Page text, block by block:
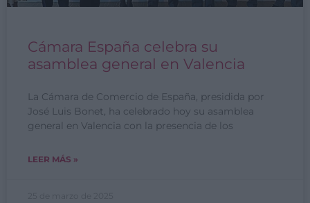
Cámara España celebra su
asamblea general en Valencia
La Cámara de Comercio de España, presidida por
José Luis Bonet, ha celebrado hoy su asamblea
general en Valencia con la presencia de los
LEER MÁS »